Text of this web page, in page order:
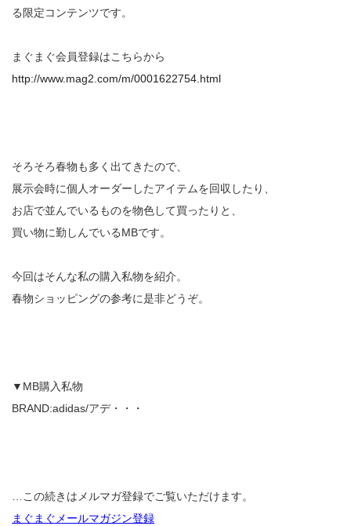
る限定コンテンツです。
まぐまぐ会員登録はこちらから
http://www.mag2.com/m/0001622754.html
そろそろ春物も多く出てきたので、
展示会時に個人オーダーしたアイテムを回収したり、
お店で並んでいるものを物色して買ったりと、
買い物に勤しんでいるMBです。
今回はそんな私の購入私物を紹介。
春物ショッピングの参考に是非どうぞ。
▼MB購入私物
BRAND:adidas/アデ・・・
…この続きはメルマガ登録でご覧いただけます。
まぐまぐメールマガジン登録